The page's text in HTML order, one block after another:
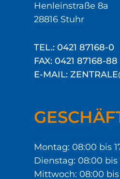
Henleinstraße 8a
28816 Stuhr
TEL.: 0421 87168-0
FAX: 0421 87168-88
E-MAIL:
Montag: 08:00 bis
Dienstag: 08:00 bis
Mittwoch: 08:00 bis